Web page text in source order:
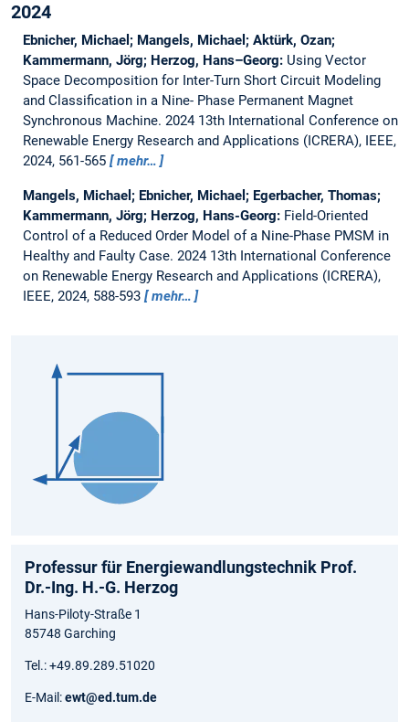
2024
Ebnicher, Michael; Mangels, Michael; Aktürk, Ozan;
Kammermann, Jörg; Herzog, Hans–Georg: Using Vector
Space Decomposition for Inter-Turn Short Circuit Modeling
and Classification in a Nine- Phase Permanent Magnet
Synchronous Machine. 2024 13th International Conference on
Renewable Energy Research and Applications (ICRERA), IEEE,
2024, 561-565
mehr…
Mangels, Michael; Ebnicher, Michael; Egerbacher, Thomas;
Kammermann, Jörg; Herzog, Hans-Georg: Field-Oriented
Control of a Reduced Order Model of a Nine-Phase PMSM in
Healthy and Faulty Case. 2024 13th International Conference
on Renewable Energy Research and Applications (ICRERA),
IEEE, 2024, 588-593
mehr…
Professur für Energiewandlungstechnik Prof.
Dr.-Ing. H.-G. Herzog
Hans-Piloty-Straße 1
85748 Garching
Tel.: +49.89.289.51020
E-Mail:ewt@ed.tum.de